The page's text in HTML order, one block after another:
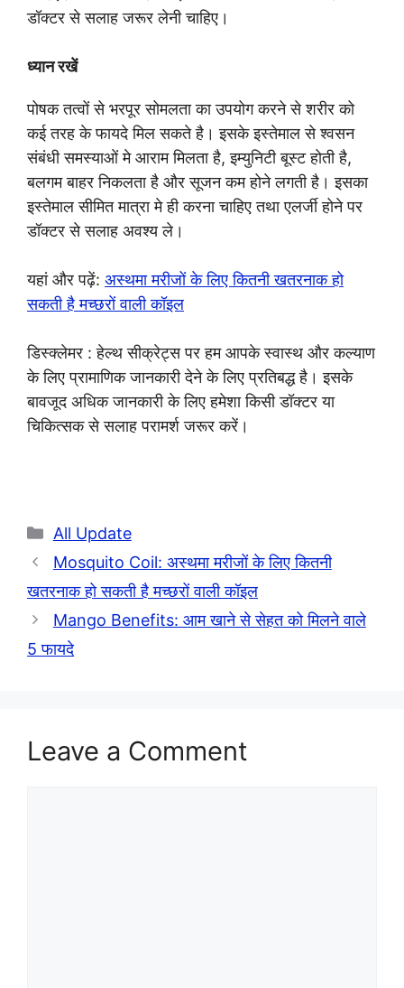
डॉक्टर से सलाह जरूर लेनी चाहिए।
ध्यान रखें
पोषक तत्वों से भरपूर सोमलता का उपयोग करने से शरीर को
कई तरह के फायदे मिल सकते है। इसके इस्तेमाल से श्वसन
संबंधी समस्याओं मे आराम मिलता है, इम्युनिटी बूस्ट होती है,
बलगम बाहर निकलता है और सूजन कम होने लगती है। इसका
इस्तेमाल सीमित मात्रा मे ही करना चाहिए तथा एलर्जी होने पर
डॉक्टर से सलाह अवश्य ले।
यहां और पढ़ें: अस्थमा मरीजों के लिए कितनी खतरनाक हो
सकती है मच्छरों वाली कॉइल
डिस्क्लेमर : हेल्थ सीक्रेट्स पर हम आपके स्वास्थ और कल्याण
के लिए प्रामाणिक जानकारी देने के लिए प्रतिबद्ध है। इसके
बावजूद अधिक जानकारी के लिए हमेशा किसी डॉक्टर या
चिकित्सक से सलाह परामर्श जरूर करें।
Categories
All Update
Mosquito Coil: अस्थमा मरीजों के लिए कितनी
खतरनाक हो सकती है मच्छरों वाली कॉइल
Mango Benefits: आम खाने से सेहत को मिलने वाले
5 फायदे
Leave a Comment